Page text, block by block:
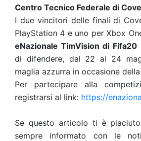
Centro Tecnico Federale di
I due vincitori delle finali di
PlayStation 4 e uno per Xbox
eNazionale TimVision di Fifa20
di difendere, dal 22 al 24
maglia azzurra in occasione
Per partecipare alla
registrarsi al link: https://
Se questo articolo ti è
sempre informato con le